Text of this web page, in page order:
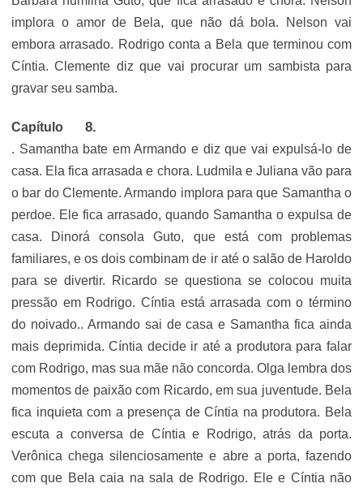
implora o amor de Bela, que não dá bola. Nelson vai
embora arrasado. Rodrigo conta a Bela que terminou com
Cíntia. Clemente diz que vai procurar um sambista para
gravar seu samba.
Capítulo
. Samantha bate em Armando e diz que vai expulsá-lo de
casa. Ela fica arrasada e chora. Ludmila e Juliana vão para
o bar do Clemente. Armando implora para que Samantha o
perdoe. Ele fica arrasado, quando Samantha o expulsa de
casa. Dinorá consola Guto, que está com problemas
familiares, e os dois combinam de ir até o salão de Haroldo
para se divertir. Ricardo se questiona se colocou muita
pressão em Rodrigo. Cíntia está arrasada com o término
do noivado.. Armando sai de casa e Samantha fica ainda
mais deprimida. Cíntia decide ir até a produtora para falar
com Rodrigo, mas sua mãe não concorda. Olga lembra dos
momentos de paixão com Ricardo, em sua juventude. Bela
fica inquieta com a presença de Cíntia na produtora. Bela
escuta a conversa de Cíntia e Rodrigo, atrás da porta.
Verônica chega silenciosamente e abre a porta, fazendo
com que Bela caia na sala de Rodrigo. Ele e Cíntia não